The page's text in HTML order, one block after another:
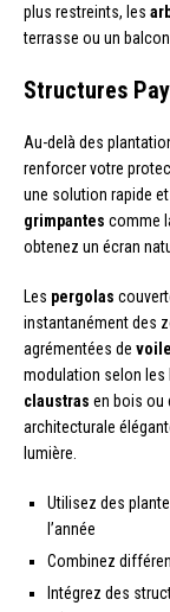
plus restreints, les
terrasse ou un
Structures
Au-delà des
renforcer votre
une solution rapide
grimpantes comme
obtenez un écran
Les pergolas
instantanément des
agrémentées de
modulation selon les
claustras en bois ou
architecturale
lumière.
Utilisez des
l’année
Combinez
Intégrez des